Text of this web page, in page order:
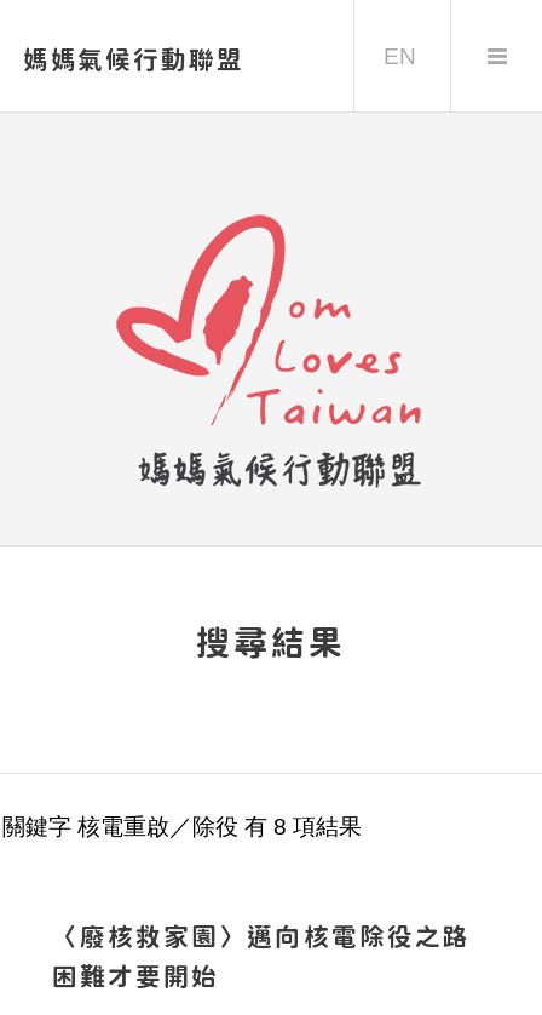
媽媽氣候行動聯盟 EN
搜尋結果
關鍵字 核電重啟／除役 有 8 項結果
〈廢核救家園〉邁向核電除役之路
困難才要開始